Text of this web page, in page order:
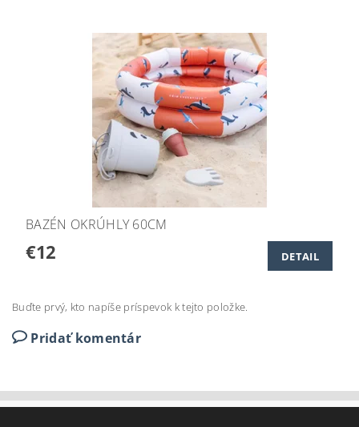
BAZÉN OKRÚHLY 60CM
€12 DETAIL
Buďte prvý, kto napíše príspevok k tejto položke.
Pridať komentár